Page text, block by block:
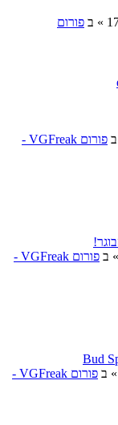
» ב פורום
פורום VGFreak -
» ב
פורום VGFreak -
Bud
» ב
פורום VGFreak -